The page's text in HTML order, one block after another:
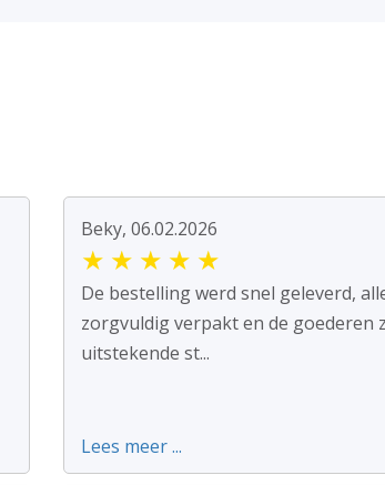
Beky, 06.02.2026
★ ★ ★ ★ ★
De bestelling werd snel geleverd,
zorgvuldig verpakt en de goederen
uitstekende st...
Lees meer ...